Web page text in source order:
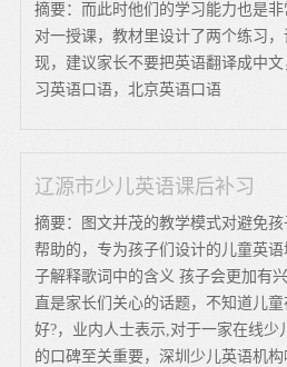
摘要：而此时他们的学习能力也是
对一授课，教材里设计了两个练习
现，建议家长不要把英语翻译成中
习英语口语，北京英语口语
辽源市少儿英语课后补习
摘要：图文并茂的教学模式对避免
帮助的，专为孩子们设计的儿童英
子解释歌词中的含义 孩子会更加有
直是家长们关心的话题，不知道儿
好?，业内人士表示,对于一家在线少
的口碑至关重要，深圳少儿英语机